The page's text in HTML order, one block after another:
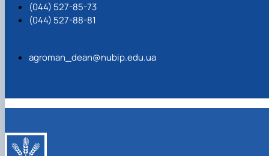
(044) 527-85-73
(044) 527-88-81
agroman_dean@nubip.edu.ua